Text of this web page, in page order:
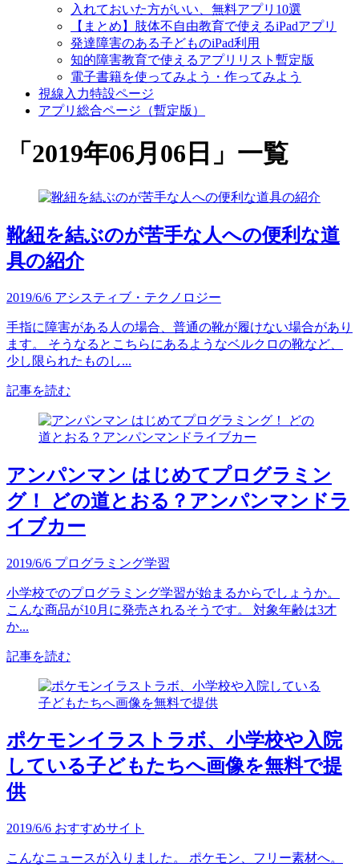
入れておいた方がいい、無料アプリ10選
【まとめ】肢体不自由教育で使えるiPadアプリ
発達障害のある子どものiPad利用
知的障害教育で使えるアプリリスト暫定版
電子書籍を使ってみよう・作ってみよう
視線入力特設ページ
アプリ総合ページ（暫定版）
「 2019年06月06日 」 一覧
靴紐を結ぶのが苦手な人への便利な道
具の紹介
2019/6/6 アシスティブ・テクノロジー
手指に障害がある人の場合、普通の靴が履けない場合があり
ます。 そうなるとこちらにあるようなベルクロの靴など、
少し限られたものし...
記事を読む
アンパンマン はじめてプログラミン
グ！ どの道とおる？アンパンマンドラ
イブカー
2019/6/6 プログラミング学習
小学校でのプログラミング学習が始まるからでしょうか。
こんな商品が10月に発売されるそうです。 対象年齢は3才
か...
記事を読む
ポケモンイラストラボ、小学校や入院
している子どもたちへ画像を無料で提
供
2019/6/6 おすすめサイト
こんなニュースが入りました。 ポケモン、フリー素材へ。